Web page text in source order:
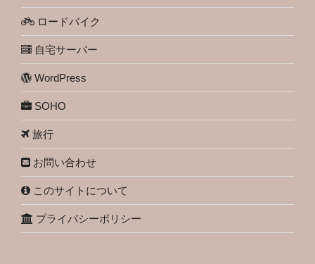
ロードバイク
自宅サーバー
WordPress
SOHO
旅行
お問い合わせ
このサイトについて
プライバシーポリシー